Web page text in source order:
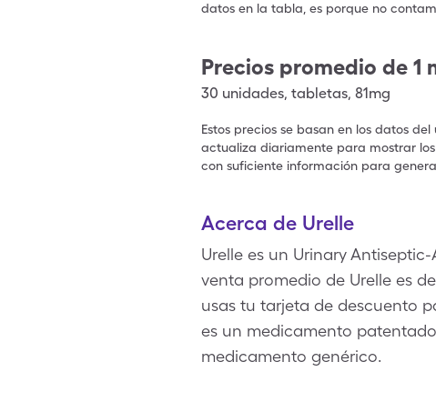
datos en la tabla, es porque no
Precios promedio de 1
30 unidades, tabletas, 81mg
Estos precios se basan en los datos
actualiza diariamente para mostrar
con suficiente información para
Acerca de Urelle
Urelle es un Urinary
venta promedio de Urelle es
usas tu tarjeta de descuento
es un medicamento
medicamento genérico.